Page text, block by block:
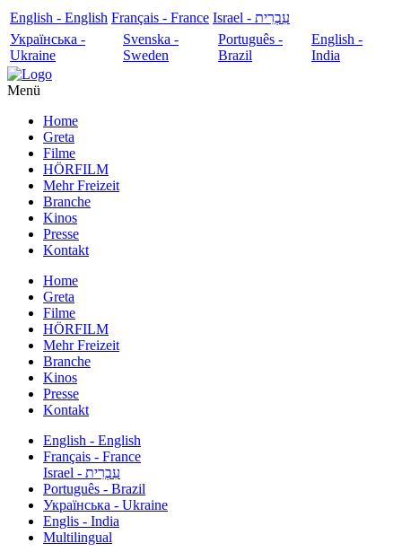
English - English Français - France
עִבְרִית - Israel
Українська -
Ukraine
Svenska -
Sweden
Português -
Brazil
English -
India
Menü
Home
Greta
Filme
HÖRFILM
Mehr Freizeit
Branche
Kinos
Presse
Kontakt
Home
Greta
Filme
HÖRFILM
Mehr Freizeit
Branche
Kinos
Presse
Kontakt
English - English
Français - France
עִבְרִית - Israel
Português - Brazil
Українська - Ukraine
Englis - India
Multilingual